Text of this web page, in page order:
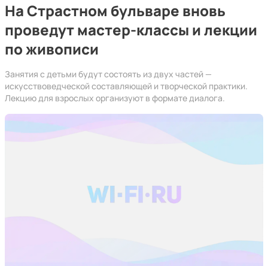
На Страстном бульваре вновь
проведут мастер-классы и лекции
по живописи
Занятия с детьми будут состоять из двух частей —
искусствоведческой составляющей и творческой практики.
Лекцию для взрослых организуют в формате диалога.